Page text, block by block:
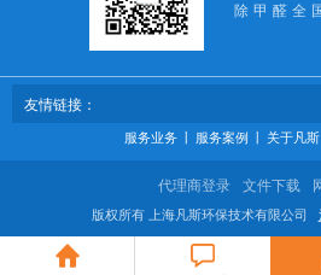
除甲醛全
友情链接：
服务业务 丨 服务案例 丨 关于凡斯
代理商登录 文件下载
版权所有 上海凡斯环保技术有限公司